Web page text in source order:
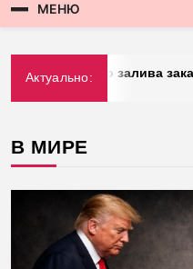
МЕНЮ
Актуально:залива
В МИРЕ